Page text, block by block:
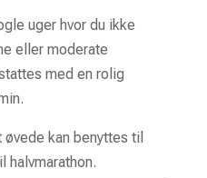
uger hvor du ikke
eller moderate
med en rolig
kan benyttes til